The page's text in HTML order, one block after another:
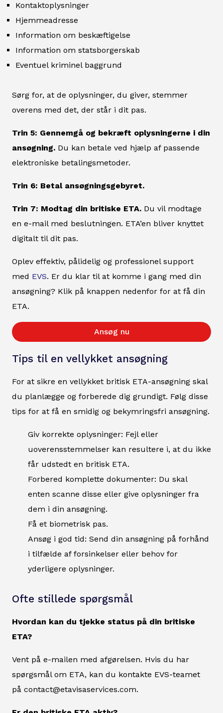
Kontaktoplysninger
Hjemmeadresse
Information om beskæftigelse
Information om statsborgerskab
Eventuel kriminel baggrund
Sørg for, at de oplysninger, du giver, stemmer
overens med det, der står i dit pas.
Trin 5: Gennemgå og bekræft oplysningerne i din
ansøgning. Du kan betale ved hjælp af passende
elektroniske betalingsmetoder.
Trin 6: Betal ansøgningsgebyret.
Trin 7: Modtag din britiske ETA. Du vil modtage
en e-mail med beslutningen. ETA’en bliver knyttet
digitalt til dit pas.
Oplev effektiv, pålidelig og professionel support
med EVS. Er du klar til at komme i gang med din
ansøgning? Klik på knappen nedenfor for at få din
ETA.
Ansøg nu
Tips til en vellykket ansøgning
For at sikre en vellykket britisk ETA-ansøgning skal
du planlægge og forberede dig grundigt. Følg disse
tips for at få en smidig og bekymringsfri ansøgning.
Giv korrekte oplysninger: Fejl eller
uoverensstemmelser kan resultere i, at du ikke
får udstedt en britisk ETA.
Forbered komplette dokumenter: Du skal
enten scanne disse eller give oplysninger fra
dem i din ansøgning.
Få et biometrisk pas.
Ansøg i god tid: Send din ansøgning på forhånd
i tilfælde af forsinkelser eller behov for
yderligere oplysninger.
Ofte stillede spørgsmål
Hvordan kan du tjekke status på din britiske
ETA?
Vent på e-mailen med afgørelsen. Hvis du har
spørgsmål om ETA, kan du kontakte EVS-teamet
på contact@etavisaservices.com.